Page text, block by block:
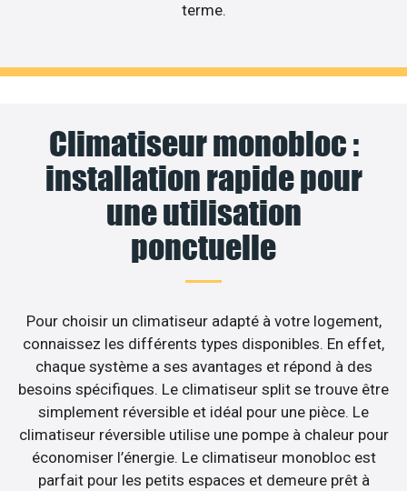
terme.
Climatiseur monobloc :
installation rapide pour
une utilisation
ponctuelle
Pour choisir un climatiseur adapté à votre logement,
connaissez les différents types disponibles. En effet,
chaque système a ses avantages et répond à des
besoins spécifiques. Le climatiseur split se trouve être
simplement réversible et idéal pour une pièce. Le
climatiseur réversible utilise une pompe à chaleur pour
économiser l’énergie. Le climatiseur monobloc est
parfait pour les petits espaces et demeure prêt à